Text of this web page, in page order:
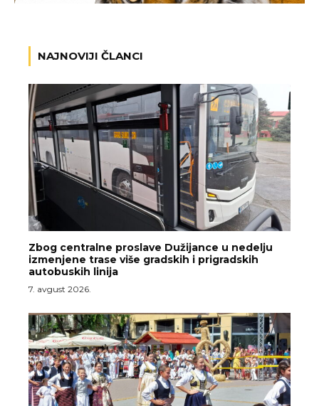
NAJNOVIJI ČLANCI
Zbog centralne proslave Dužijance u nedelju
izmenjene trase više gradskih i prigradskih
autobuskih linija
7. avgust 2026.